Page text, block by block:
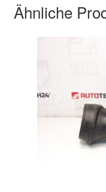
Ähnliche